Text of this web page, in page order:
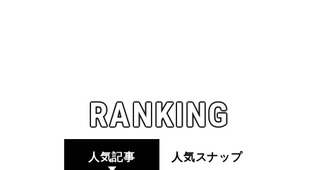
RANKING
人気記事 人気スナップ